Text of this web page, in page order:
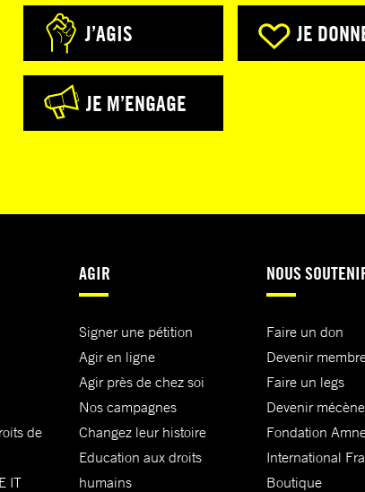
J’AGIS JE
JE M’ENGAGE
de
IT
AGIR
Signer une pétition
Agir en ligne
Agir près de chez soi
Nos campagnes
Changez leur histoire
Education aux droits
humains
NOUS
Faire un don
Devenir
Faire un legs
Devenir mécène
Fondation
International
Boutique